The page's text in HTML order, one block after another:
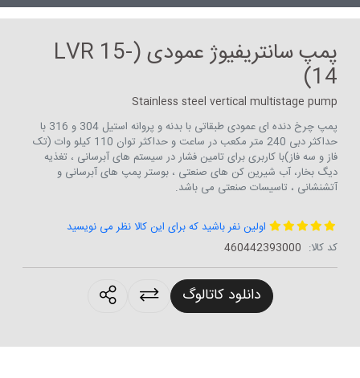
پمپ سانتریفیوژ عمودی (LVR 15-
14)
Stainless steel vertical multistage pump
پمپ چرخ دنده ای عمودی طبقاتی با بدنه و پروانه استیل 304 و 316 با
حداکثر دبی 240 متر مکعب در ساعت و حداکثر توان 110 کیلو وات (تک
فاز و سه فاز)با کاربری برای تامین فشار در سیستم های آبرسانی ، تغذیه
دیگ بخار، آب شیرین کن های صنعتی ، بوستر پمپ های آبرسانی و
آتشنشانی ، تاسیسات صنعتی می باشد.
اولین نفر باشید که برای این کالا نظر می نویسید
کد کالا: 460442393000
دانلود کاتالوگ